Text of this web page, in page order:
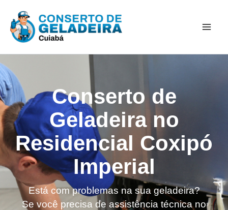
para
Conserto de
Geladeira no
Residencial Coxipó
Imperial
Está com problemas na sua geladeira?
Se você precisa de assistência técnica no